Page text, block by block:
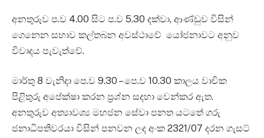
අනතුරුව ප.ව 4.00 සිට ප.ව 5.30 දක්වා, ආණ්ඩුව විසින්
ගෙනෙන සභාව කල්තබන අවස්ථාවේ යෝජනාවට අනුව
විවාදය පැවැත්වේ.
මාර්තු 8 වැනිදා පෙ.ව 9.30 – පෙ.ව 10.30 කාලය වාචික
පිළිතුරු අපේක්ෂා කරන ප්‍රශ්න සදහා වෙන්කර ඇත.
අනතුරුව අත්‍යාවශ්‍ය මහජන සේවා පනත යටතේ ගරු
ජනාධිපතිවරයා විසින් පනවන ලද අංක 2321/07 දරන ගැසට්